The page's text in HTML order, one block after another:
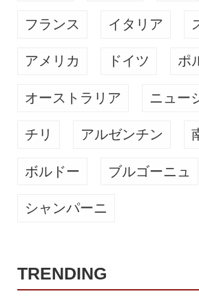
フランス イタリア
アメリカ ドイツ ポ
オーストラリア ニュー
チリ アルゼンチン
ボルドー ブルゴーニュ
シャンパーニ
TRENDING